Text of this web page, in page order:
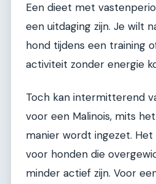
Een dieet met
een uitdaging zijn. Je wilt
hond tijdens een training
activiteit zonder energie
Toch kan intermitterend
voor een Malinois, mits
manier wordt ingezet.
voor honden die
minder actief zijn. Voor